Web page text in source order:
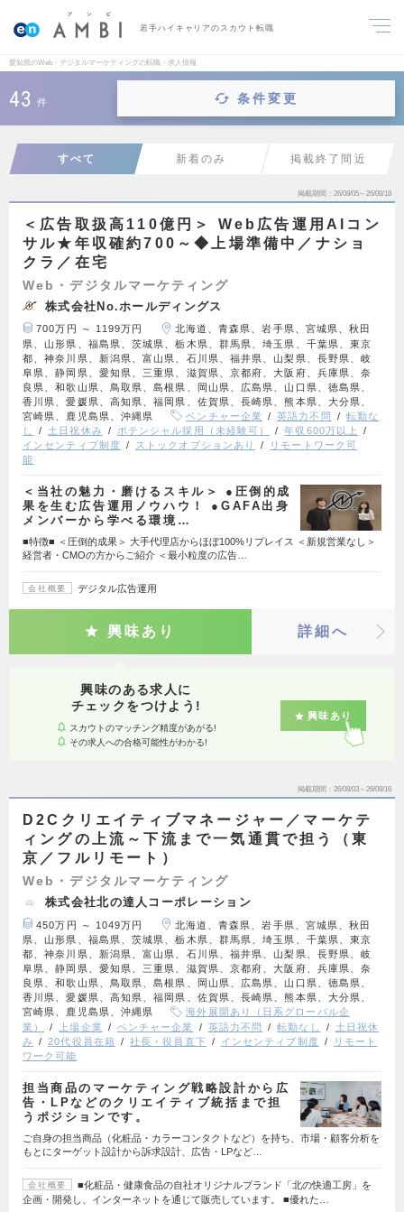
若手ハイキャリアのスカウト転職
愛知県のWeb・デジタルマーケティングの転職・求人情報
43 件 条件変更
すべて 新着のみ 掲載終了間近
掲載期間 26/08/05～26/08/18
＜広告取扱高110億円＞ Web広告運用AIコン
サル★年収確約700～◆上場準備中／ナショ
クラ／在宅
Web・デジタルマーケティング
株式会社No.ホールディングス
700万円 ～ 1199万円
北海道、青森県、岩手県、宮城県、秋田
県、山形県、福島県、茨城県、栃木県、群馬県、埼玉県、千葉県、東京
都、神奈川県、新潟県、富山県、石川県、福井県、山梨県、長野県、岐
阜県、静岡県、愛知県、三重県、滋賀県、京都府、大阪府、兵庫県、奈
良県、和歌山県、鳥取県、島根県、岡山県、広島県、山口県、徳島県、
香川県、愛媛県、高知県、福岡県、佐賀県、長崎県、熊本県、大分県、
宮崎県、鹿児島県、沖縄県
ベンチャー企業 英語力不問
転勤な
し
土日祝休み ポテンシャル採用（未経験可）
年収600万以上
インセンティブ制度
ストックオプションあり
リモートワーク可
能
＜当社の魅力・磨けるスキル＞ ●圧倒的成
果を生む広告運用ノウハウ！ ●GAFA出身
メンバーから学べる環境…
■特徴■ ＜圧倒的成果＞ 大手代理店からほぼ100%リプレイス ＜新規営業なし＞
経営者・CMOの方からご紹介 ＜最小粒度の広告…
会社概要 デジタル広告運用
興味あり 詳細へ
興味のある求人に
チェックをつけよう!
スカウトのマッチング精度があがる!
その求人への合格可能性がわかる!
興味あり
掲載期間 26/08/03～26/08/16
D2Cクリエイティブマネージャー／マーケテ
ィングの上流～下流まで一気通貫で担う（東
京／フルリモート）
Web・デジタルマーケティング
株式会社北の達人コーポレーション
450万円 ～ 1049万円
北海道、青森県、岩手県、宮城県、秋田
県、山形県、福島県、茨城県、栃木県、群馬県、埼玉県、千葉県、東京
都、神奈川県、新潟県、富山県、石川県、福井県、山梨県、長野県、岐
阜県、静岡県、愛知県、三重県、滋賀県、京都府、大阪府、兵庫県、奈
良県、和歌山県、鳥取県、島根県、岡山県、広島県、山口県、徳島県、
香川県、愛媛県、高知県、福岡県、佐賀県、長崎県、熊本県、大分県、
宮崎県、鹿児島県、沖縄県
海外展開あり（日系グローバル企
業）
上場企業 ベンチャー企業 英語力不問 転勤なし
土日祝休
み
20代役員在籍 社長・役員直下 インセンティブ制度
リモート
ワーク可能
担当商品のマーケティング戦略設計から広
告・LPなどのクリエイティブ統括まで担
うポジションです。
ご自身の担当商品（化粧品・カラーコンタクトなど）を持ち、市場・顧客分析を
もとにターゲット設計から訴求設計、広告・LPなど…
会社概要
■化粧品・健康食品の自社オリジナルブランド「北の快適工房」を
企画・開発し、インターネットを通じて販売しています。 ■優れた…